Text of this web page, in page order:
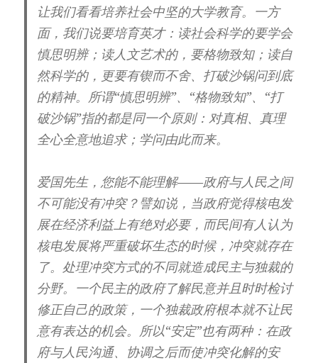
让我们看看培养社会中坚的大学教育。一方
面，我们说要培育英才：读社会科学的要学会
慎思明辨；读人文艺术的，要格物致知；读自
然科学的，更要有锲而不舍、打破沙锅问到底
的精神。所谓“慎思明辨”、“格物致知”、“打
破沙锅”指的都是同一个原则：对真相、真理
全心全意地追求；学问由此而来。
爱国先生，您能不能理解——政府与人民之间
不可能没有冲突？譬如说，当政府觉得核电发
展在经济利益上有绝对必要，而民间有人认为
核电发展将严重破坏生态的时候，冲突就存在
了。处理冲突方式的不同就造成民主与独裁的
分野。一个民主的政府了解民意并且时时检讨
修正自己的政策，一个独裁政府根本就不让民
意有表达的机会。所以“安定”也有两种：在政
府与人民沟通、协调之后而使冲突化解的安